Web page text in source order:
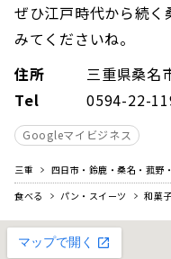
ぜひ江戸時代から続く
みてくださいね。
住所
三重県桑名
Tel
0594-22-
Googleマイビジネス
三重 四日市・鈴鹿・桑名・菰野
食べる
パン・スイーツ 和菓子